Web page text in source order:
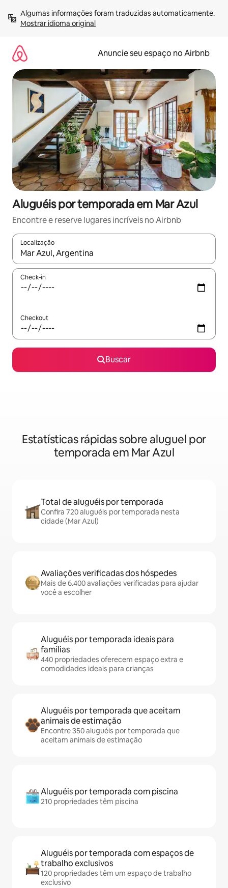
para
Mostrar idioma original
Anuncie seu espaço no Airbnb
Aluguéis por temporada em Mar Azul
Encontre e reserve lugares incríveis no Airbnb
Localização
Quando os resultados estiverem disponíveis, explore-os
Check-in
Checkout
Buscar
Estatísticas rápidas sobre aluguel por
temporada em Mar Azul
Total de aluguéis por temporada
Confira 720 aluguéis por temporada nesta
cidade (Mar Azul)
Avaliações verificadas dos hóspedes
Mais de 6.400 avaliações verificadas para ajudar
você a escolher
Aluguéis por temporada ideais para
famílias
440 propriedades oferecem espaço extra e
comodidades ideais para crianças
Aluguéis por temporada que aceitam
animais de estimação
Encontre 350 aluguéis por temporada que
aceitam animais de estimação
Aluguéis por temporada com piscina
210 propriedades têm piscina
Aluguéis por temporada com espaços de
trabalho exclusivos
120 propriedades têm um espaço de trabalho
exclusivo